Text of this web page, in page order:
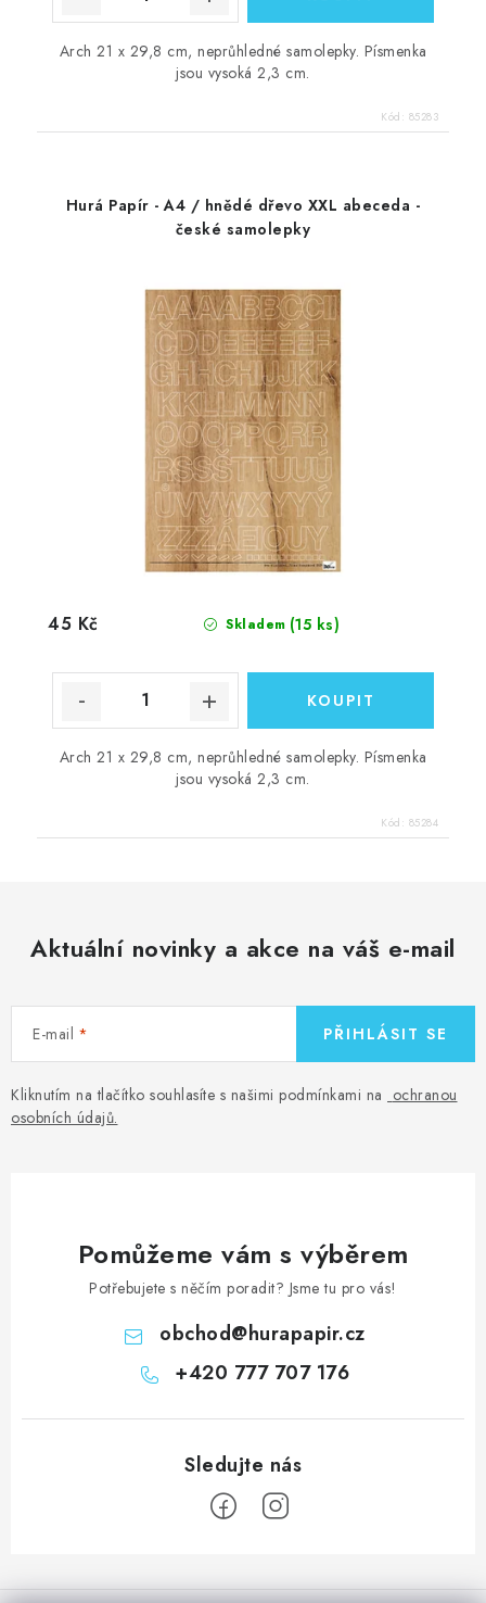
Arch 21 x 29,8 cm, neprůhledné samolepky. Písmenka
jsou vysoká 2,3 cm.
Kód: 85283
Hurá Papír - A4 / hnědé dřevo XXL abeceda -
české samolepky
Skladem (15 ks)
45 Kč
Arch 21 x 29,8 cm, neprůhledné samolepky. Písmenka
jsou vysoká 2,3 cm.
Kód: 85284
Aktuální novinky a akce na váš e-mail
E-mail
Kliknutím na tlačítko souhlasíte s našimi podmínkami na ochranou
osobních údajů.
PŘIHLÁSIT SE
Pomůžeme vám s výběrem
Potřebujete s něčím poradit? Jsme tu pro vás!
obchod@hurapapir.cz
+420 777 707 176